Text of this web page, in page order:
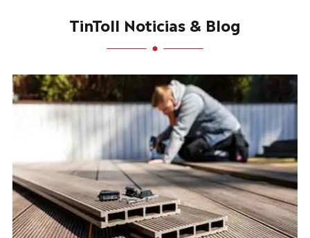
TinToll Noticias & Blog